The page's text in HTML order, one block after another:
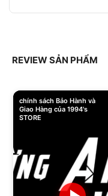
REVIEW SẢN PHẨM
chính sách Bảo Hành và
Giao Hàng của 1994's
STORE